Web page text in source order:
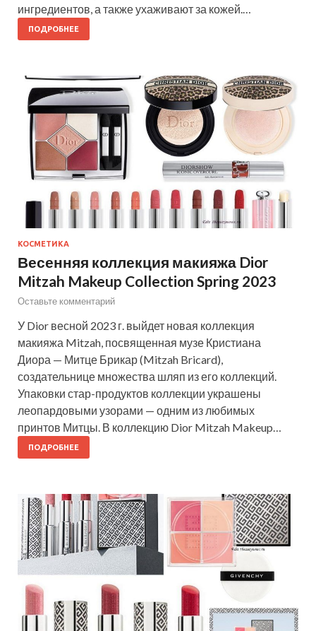
ингредиентов, а также ухаживают за кожей.…
ПОДРОБНЕЕ
КОСМЕТИКА
Весенняя коллекция макияжа Dior
Mitzah Makeup Collection Spring 2023
Оставьте комментарий
У Dior весной 2023 г. выйдет новая коллекция
макияжа Mitzah, посвященная музе Кристиана
Диора — Митце Брикар (Mitzah Bricard),
создательнице множества шляп из его коллекций.
Упаковки стар-продуктов коллекции украшены
леопардовыми узорами — одним из любимых
принтов Митцы. В коллекцию Dior Mitzah Makeup…
ПОДРОБНЕЕ